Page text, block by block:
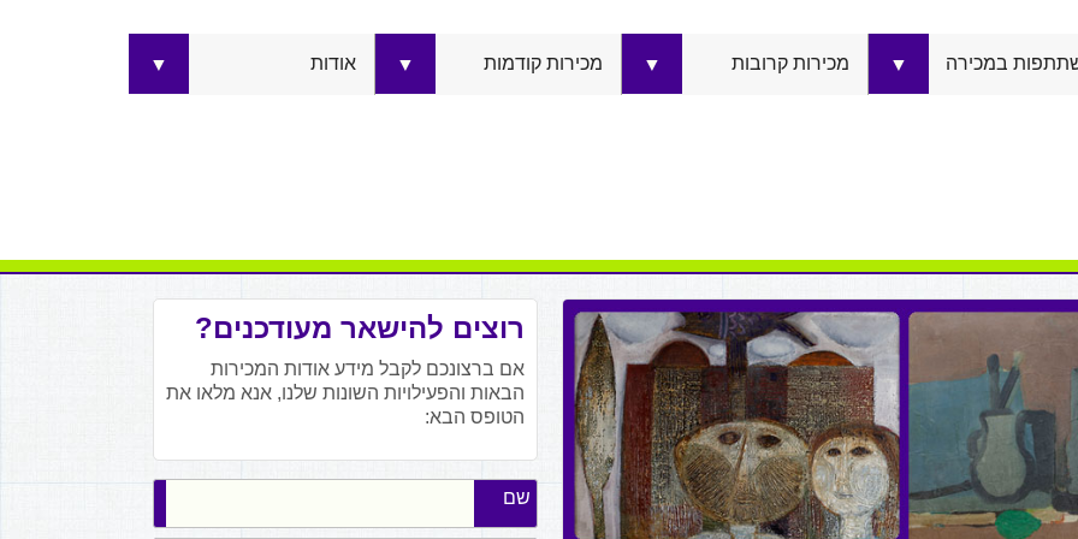
במכירה ▼ מכירות קרובות ▼ מכירות קודמות ▼ אודות ▼
רוצים להישאר מעודכנים?
אם ברצונכם לקבל מידע אודות המכירות
הבאות והפעילויות השונות שלנו, אנא מלאו את
הטופס הבא:
שם